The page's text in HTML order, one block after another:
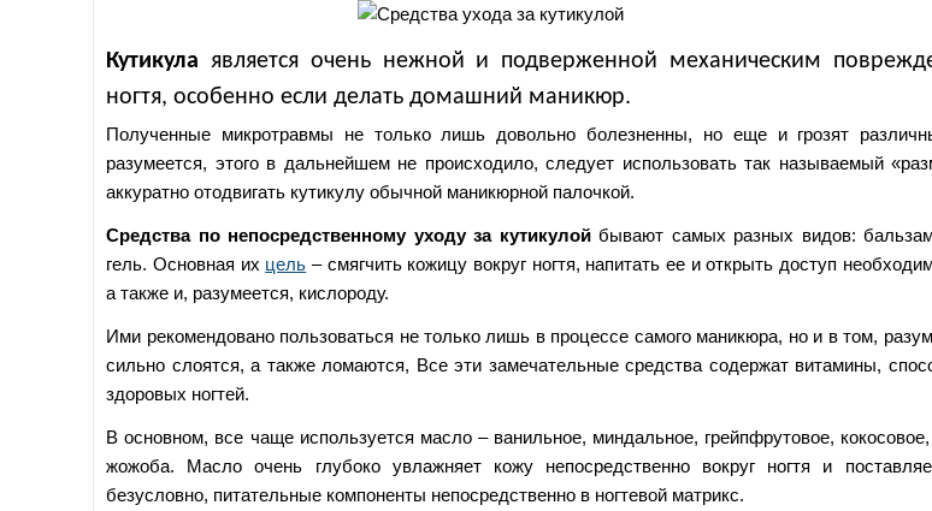
Кутикула является очень нежной и подверженной механическим
ногтя, особенно если делать домашний маникюр.
Полученные микротравмы не только лишь довольно болезненны, но еще и грозят
разумеется, этого в дальнейшем не происходило, следует использовать так называемый
аккуратно отодвигать кутикулу обычной маникюрной палочкой.
Средства по непосредственному уходу за кутикулойбывают самых разных видов:
гель. Основная их цель – смягчить кожицу вокруг ногтя, напитать ее и открыть доступ
а также и, разумеется, кислороду.
Ими рекомендовано пользоваться не только лишь в процессе самого маникюра, но и в том,
сильно слоятся, а также ломаются, Все эти замечательные средства содержат витамины,
здоровых ногтей.
В основном, все чаще используется масло – ванильное, миндальное, грейпфрутовое,
жожоба. Масло очень глубоко увлажняет кожу непосредственно вокруг ногтя и
безусловно, питательные компоненты непосредственно в ногтевой матрикс.